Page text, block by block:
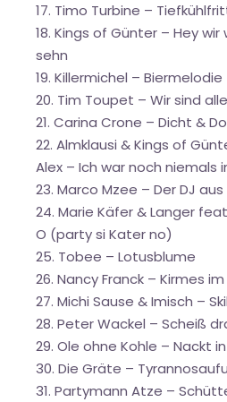
17. Timo Turbine –
18. Kings of Günter – Hey wir
sehn
19. Killermichel – Biermelodie
20. Tim Toupet – Wir sind
21. Carina Crone – Dicht &
22. Almklausi & Kings of
Alex – Ich war noch niemals
23. Marco Mzee – Der DJ
24. Marie Käfer & Langer
O (party si Kater no)
25. Tobee – Lotusblume
26. Nancy Franck – Kirmes
27. Michi Sause & Imisch –
28. Peter Wackel – Scheiß
29. Ole ohne Kohle – Nackt
30. Die Gräte –
31. Partymann Atze –